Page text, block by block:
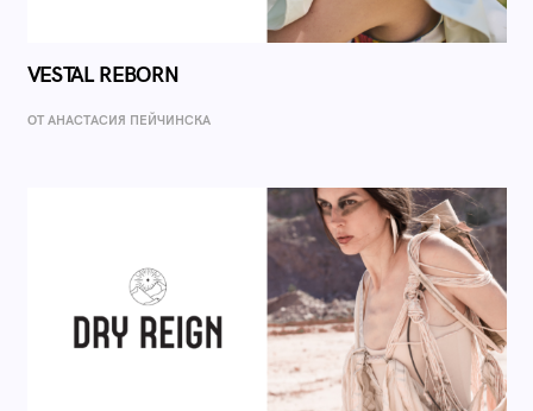
VESTAL REBORN
ОТ AНАСТАСИЯ ПЕЙЧИНСКА